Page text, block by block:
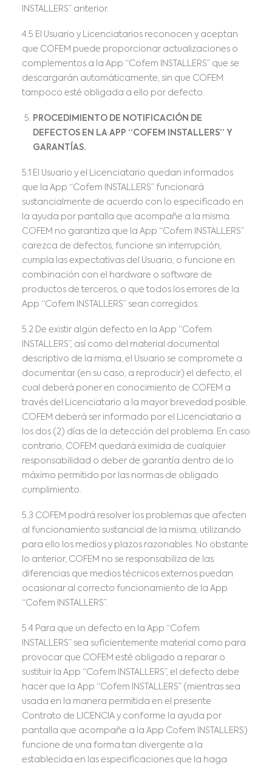
INSTALLERS” anterior.
4.5 El Usuario y Licenciatarios reconocen y aceptan
que COFEM puede proporcionar actualizaciones o
complementos a la App “Cofem INSTALLERS” que se
descargarán automáticamente, sin que COFEM
tampoco esté obligada a ello por defecto.
PROCEDIMIENTO DE NOTIFICACIÓN DE
DEFECTOS EN LA APP “COFEM INSTALLERS” Y
GARANTÍAS.
5.1 El Usuario y el Licenciatario quedan informados
que la App “Cofem INSTALLERS” funcionará
sustancialmente de acuerdo con lo especificado en
la ayuda por pantalla que acompañe a la misma.
COFEM no garantiza que la App “Cofem INSTALLERS”
carezca de defectos, funcione sin interrupción,
cumpla las expectativas del Usuario, o funcione en
combinación con el hardware o software de
productos de terceros, o que todos los errores de la
App “Cofem INSTALLERS” sean corregidos.
5.2 De existir algún defecto en la App “Cofem
INSTALLERS”, así como del material documental
descriptivo de la misma, el Usuario se compromete a
documentar (en su caso, a reproducir) el defecto, el
cual deberá poner en conocimiento de COFEM a
través del Licenciatario a la mayor brevedad posible.
COFEM deberá ser informado por el Licenciatario a
los dos (2) días de la detección del problema. En caso
contrario, COFEM quedará eximida de cualquier
responsabilidad o deber de garantía dentro de lo
máximo permitido por las normas de obligado
cumplimiento.
5.3 COFEM podrá resolver los problemas que afecten
al funcionamiento sustancial de la misma, utilizando
para ello los medios y plazos razonables. No obstante
lo anterior, COFEM no se responsabiliza de las
diferencias que medios técnicos externos puedan
ocasionar al correcto funcionamiento de la App
“Cofem INSTALLERS”.
5.4 Para que un defecto en la App “Cofem
INSTALLERS” sea suficientemente material como para
provocar que COFEM esté obligado a reparar o
sustituir la App “Cofem INSTALLERS”, el defecto debe
hacer que la App “Cofem INSTALLERS” (mientras sea
usada en la manera permitida en el presente
Contrato de LICENCIA y conforme la ayuda por
pantalla que acompañe a la App Cofem INSTALLERS)
funcione de una forma tan divergente a la
establecida en las especificaciones que la haga